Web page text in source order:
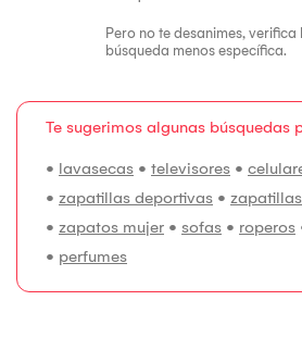
Pero no te desanimes,
búsqueda menos específica.
Te sugerimos algunas búsquedas
• lavasecas • televisores •
• zapatillas deportivas •
• zapatos mujer • sofas • roperos
• perfumes